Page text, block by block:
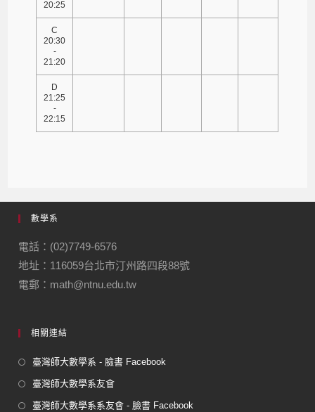
20:25
C
20:30
-
21:20
D
21:25
-
22:15
數學系
電話：(02)7749-6576
地址：116059台北市汀州路四段88號
電郵：math@ntnu.edu.tw
相關連結
臺灣師大數學系 - 臉書 Facebook
臺灣師大數學系友會
臺灣師大數學系系友會 - 臉書 Facebook